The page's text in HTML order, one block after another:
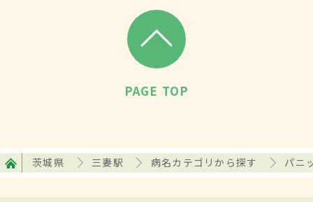
PAGE TOP
茨城県 三妻駅 病名カテゴリから探す パニ